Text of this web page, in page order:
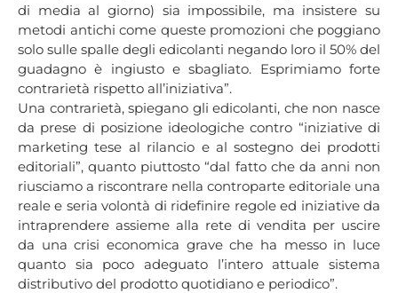
di media al giorno) sia impossibile, ma insistere su
metodi antichi come queste promozioni che poggiano
solo sulle spalle degli edicolanti negando loro il 50% del
guadagno è ingiusto e sbagliato. Esprimiamo forte
contrarietà rispetto all’iniziativa”.
Una contrarietà, spiegano gli edicolanti, che non nasce
da prese di posizione ideologiche contro “iniziative di
marketing tese al rilancio e al sostegno dei prodotti
editoriali”, quanto piuttosto “dal fatto che da anni non
riusciamo a riscontrare nella controparte editoriale una
reale e seria volontà di ridefinire regole ed iniziative da
intraprendere assieme alla rete di vendita per uscire
da una crisi economica grave che ha messo in luce
quanto sia poco adeguato l’intero attuale sistema
distributivo del prodotto quotidiano e periodico”.